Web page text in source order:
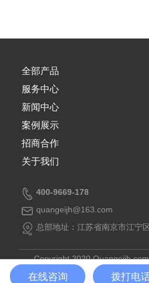
全部产品
服务中心
新闻中心
案例展示
招商合作
关于我们
400-9669-178
quangeijh@163.com
总部地址：江苏省南京市江宁
Copyright 2020
江苏全给净化科技有限公司版权所
在线咨询 拨打电